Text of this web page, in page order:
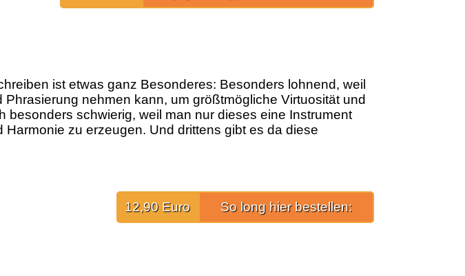
ist etwas ganz Besonderes: Besonders lohnend, weil
nehmen kann, um größtmögliche Virtuosität und
besonders schwierig, weil man nur dieses eine Instrument
zu erzeugen. Und drittens gibt es da diese
So long hier bestellen:
12,90 Euro